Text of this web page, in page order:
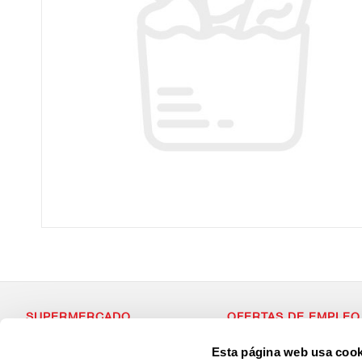
Esta página web usa
SUPERMERCADO OFERTAS DE EMPLEO
con valores, que apuesta